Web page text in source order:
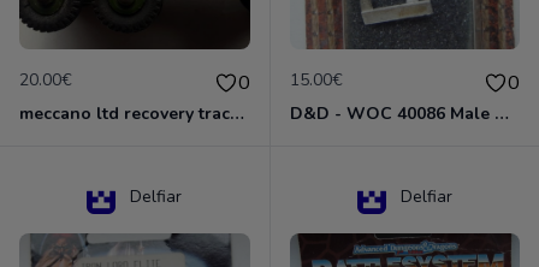
20.00€ 0
meccano ltd recovery tractor N°661
15.00€ 0
D&D - WOC 40086 Male Dwarven Cleric Miniature - Donjons Dragons
Delfiar Delfiar